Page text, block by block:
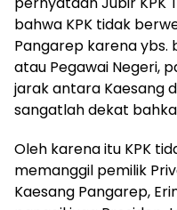
bahwa KPK tidak
Pangarep karena ybs.
atau Pegawai Negeri,
jarak antara Kaesang
sangatlah dekat
Oleh karena itu KPK
memanggil pemilik
Kaesang Pangarep,